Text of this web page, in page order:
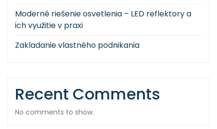
Moderné riešenie osvetlenia – LED reflektory a
ich využitie v praxi
Zakladanie vlastného podnikania
Recent Comments
No comments to show.